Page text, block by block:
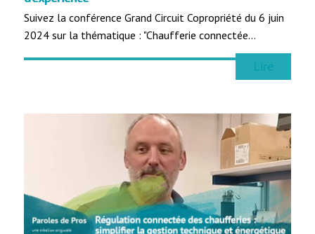
Suivez la conférence Grand Circuit Copropriété du 6 juin
2024 sur la thématique : "Chaufferie connectée…
Lire